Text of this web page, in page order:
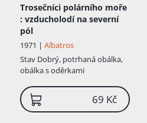
Trosečníci polárního moře
: vzducholodí na severní
pól
1971 | Albatros
Stav Dobrý, potrhaná obálka,
obálka s oděrkami
69 Kč